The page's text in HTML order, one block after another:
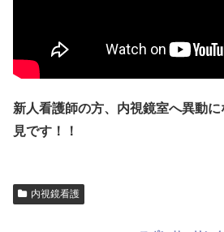
新人看護師の方、内視鏡室へ異動
見です！！
内視鏡看護